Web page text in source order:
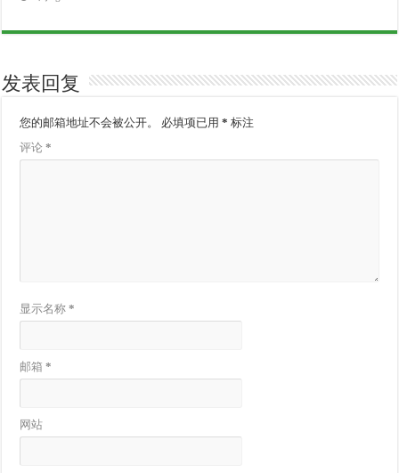
发表回复
您的邮箱地址不会被公开。 必填项已用* 标注
评论*
显示名称*
邮箱*
网站